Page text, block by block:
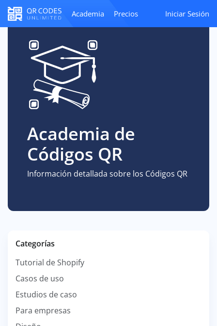
Academia Precios Iniciar Sesión
Academia de
Códigos QR
Información detallada sobre los Códigos QR
Categorías
Tutorial de Shopify
Casos de uso
Estudios de caso
Para empresas